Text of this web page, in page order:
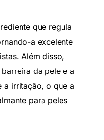
que regula
a excelente
Além disso,
da pele e a
a irritação, o que a
para peles